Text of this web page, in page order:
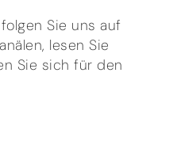
Sie uns auf
lesen Sie
Sie sich für den